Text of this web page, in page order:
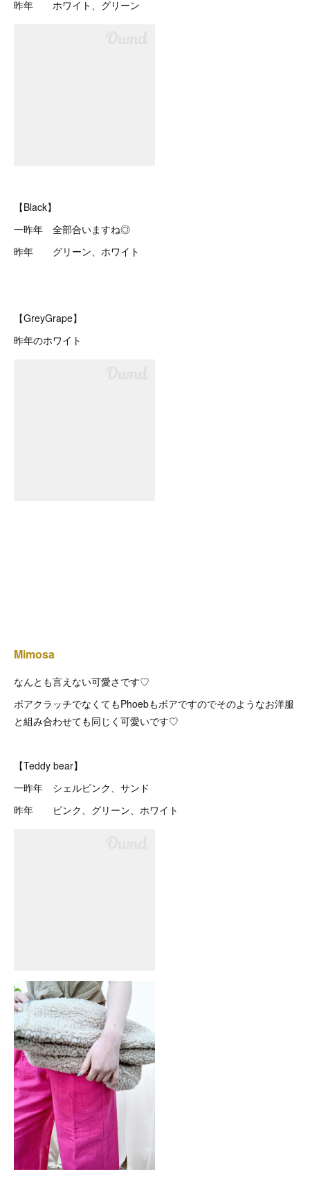
昨年 ホワイト、グリーン
【Black】
一昨年 全部合いますね◎
昨年 グリーン、ホワイト
【GreyGrape】
昨年のホワイト
Mimosa
なんとも言えない可愛さです♡
ボアクラッチでなくてもPhoebもボアですのでそのようなお洋服
と組み合わせても同じく可愛いです♡
【Teddy bear】
一昨年 シェルピンク、サンド
昨年 ピンク、グリーン、ホワイト